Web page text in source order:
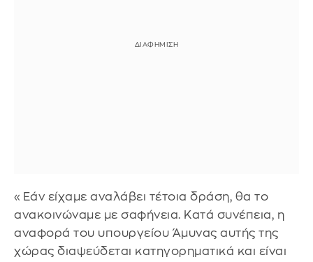
«Εάν είχαμε αναλάβει τέτοια δράση, θα το
ανακοινώναμε με σαφήνεια. Κατά συνέπεια, η
αναφορά του υπουργείου Άμυνας αυτής της
χώρας διαψεύδεται κατηγορηματικά και είναι